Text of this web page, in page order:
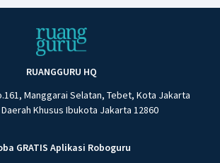
RUANGGURU HQ
Manggarai Selatan, Tebet, Kota Jakarta
Khusus Ibukota Jakarta 12860
GRATIS Aplikasi Roboguru